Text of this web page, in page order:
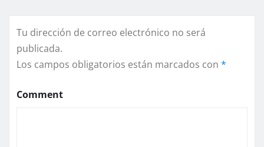
Tu dirección de correo electrónico no será
publicada.
Los campos obligatorios están marcados con *
Comment